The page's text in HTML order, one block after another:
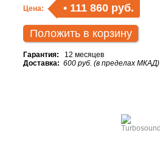
Цена: • 111 860 руб.
Положить в корзину
Гарантия: 12 месяцев
Доставка: 600 руб. (в пределах МКАД)